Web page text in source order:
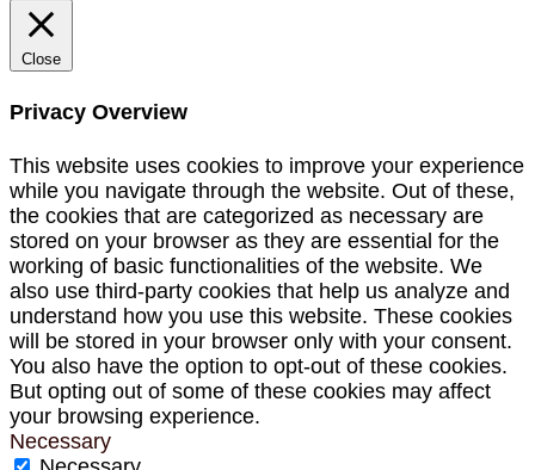
Close
Privacy Overview
This website uses cookies to improve your experience
while you navigate through the website. Out of these,
the cookies that are categorized as necessary are
stored on your browser as they are essential for the
working of basic functionalities of the website. We
also use third-party cookies that help us analyze and
understand how you use this website. These cookies
will be stored in your browser only with your consent.
You also have the option to opt-out of these cookies.
But opting out of some of these cookies may affect
your browsing experience.
Necessary